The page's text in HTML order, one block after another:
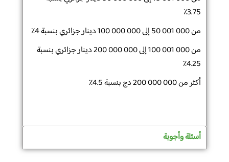
3.75٪
من 001 000 50 إلى 000 000 100 دينار جزائري بنسبة 4٪
من 001 000 100 إلى 000 000 200 دينار جزائري بنسبة
4.25٪
أكثر من 000 000 200 دج بنسبة 4.5٪
أسئلة وأجوبة